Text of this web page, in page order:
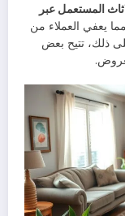
المستعمل عبر
يعفي العملاء من
ذلك، تتيح بعض